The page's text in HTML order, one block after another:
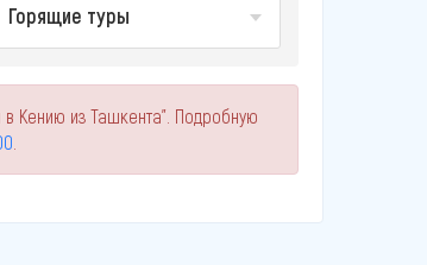
Горящие туры
в Кению из Ташкента". Подробную